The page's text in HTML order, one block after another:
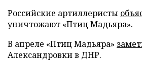
Российские артиллеристы
уничтожают «Птиц Мадьяра».
В апреле «Птиц Мадьяра»
Александровки в ДНР.